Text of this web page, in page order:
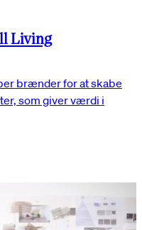
Living
brænder for at skabe
som giver værdi i